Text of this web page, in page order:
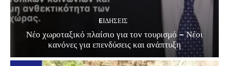
EΙΔΗΣΕΙΣ
Νέο χωροταξικό πλαίσιο για τον τουρισμό – Νέοι
κανόνες για επενδύσεις και ανάπτυξη